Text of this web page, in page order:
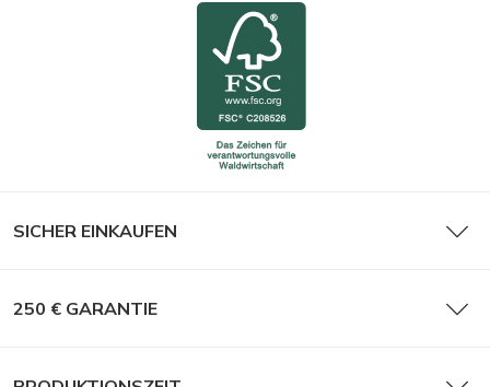
SICHER EINKAUFEN
250 € GARANTIE